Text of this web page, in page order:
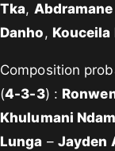
Tka,
Danho, Kouceila
Composition
(4-3-3) :
Khulumani
Lunga – Jayden